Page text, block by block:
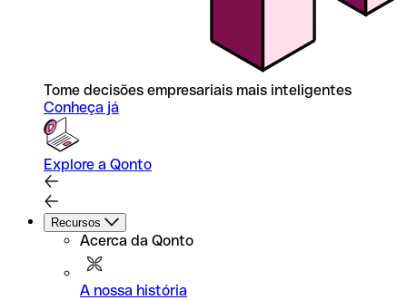
Tome decisões empresariais mais inteligentes
Conheça já
Explore a Qonto
Recursos
Acerca da Qonto
A nossa história